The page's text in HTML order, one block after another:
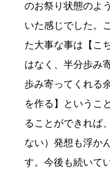
のお祭り状態のよ
いた感じでした。
た大事な事は【こ
はなく、半分歩み
歩み寄ってくれる
を作る】というこ
ることができれば
ない）発想も浮か
す。今後も続いて